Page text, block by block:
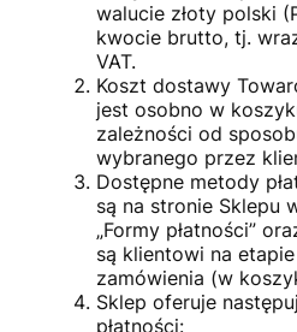
walucie złoty polski
kwocie brutto, tj.
VAT.
Koszt dostawy
jest osobno w
zależności od
wybranego przez
Dostępne metody
są na stronie Sklepu
„Formy płatności”
są klientowi na etapie
zamówienia (w
Sklep oferuje
płatności: